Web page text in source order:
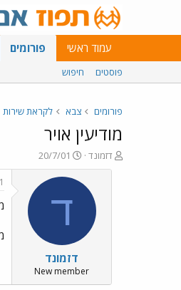
עמוד ראשי פורומים
פוסטים חיפוש
פורומים צבא לקראת שירות
מודיעין אויר
פ
ו
דזמונד
פ
ו
ר
ם
א
ר
י
ך
20/7/01
ד
דזמונד
New member